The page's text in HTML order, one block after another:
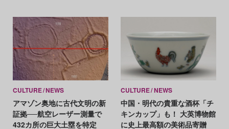
CULTURE NEWS
アマゾン奥地に古代文明の新
証拠──航空レーザー測量で
432カ所の巨大土塁を特定
CULTURE NEWS
中国・明代の貴重な酒杯「チ
キンカップ」も！ 大英博物館
に史上最高額の美術品寄贈